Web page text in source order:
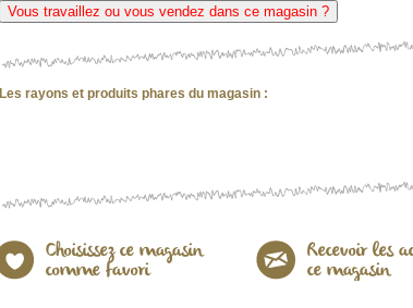
Vous travaillez ou vous vendez dans ce magasin ?
Les rayons et produits phares du magasin :